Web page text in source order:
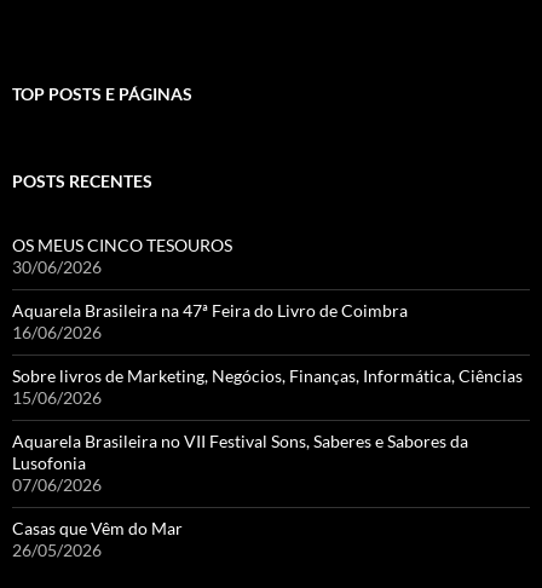
TOP POSTS E PÁGINAS
POSTS RECENTES
OS MEUS CINCO TESOUROS
30/06/2026
Aquarela Brasileira na 47ª Feira do Livro de Coimbra
16/06/2026
Sobre livros de Marketing, Negócios, Finanças, Informática, Ciências
15/06/2026
Aquarela Brasileira no VII Festival Sons, Saberes e Sabores da
Lusofonia
07/06/2026
Casas que Vêm do Mar
26/05/2026